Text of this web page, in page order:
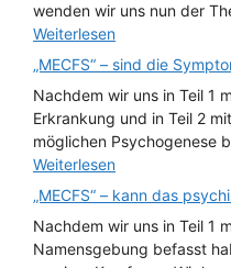
wenden wir uns nun der
Weiterlesen
„MECFS“ – sind die
Nachdem wir uns in Teil 1
Erkrankung und in Teil 2
möglichen Psychogenese
Weiterlesen
„MECFS“ – kann das
Nachdem wir uns in Teil 1
Namensgebung befasst